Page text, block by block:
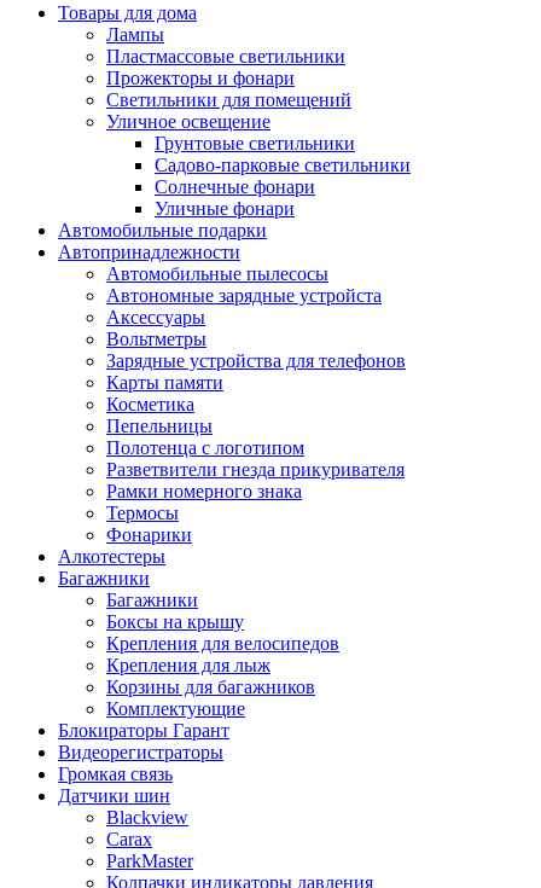
Товары для дома
Лампы
Пластмассовые светильники
Прожекторы и фонари
Светильники для помещений
Уличное освещение
Грунтовые светильники
Садово-парковые светильники
Солнечные фонари
Уличные фонари
Автомобильные подарки
Автопринадлежности
Автомобильные пылесосы
Автономные зарядные устройста
Аксессуары
Вольтметры
Зарядные устройства для телефонов
Карты памяти
Косметика
Пепельницы
Полотенца с логотипом
Разветвители гнезда прикуривателя
Рамки номерного знака
Термосы
Фонарики
Алкотестеры
Багажники
Багажники
Боксы на крышу
Крепления для велосипедов
Крепления для лыж
Корзины для багажников
Комплектующие
Блокираторы Гарант
Видеорегистраторы
Громкая связь
Датчики шин
Blackview
Carax
ParkMaster
Колпачки индикаторы давления